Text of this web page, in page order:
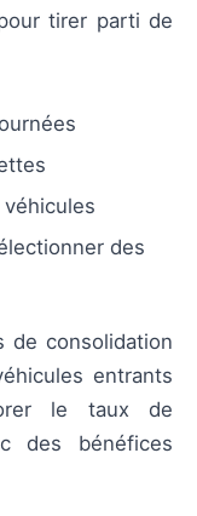
tirer parti de
des
de consolidation
entrants
le taux de
des bénéfices